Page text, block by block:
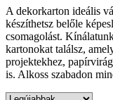
A dekorkarton ideális
készíthetsz belőle
csomagolást.
kartonokat találsz,
projektekhez,
is. Alkoss szabadon